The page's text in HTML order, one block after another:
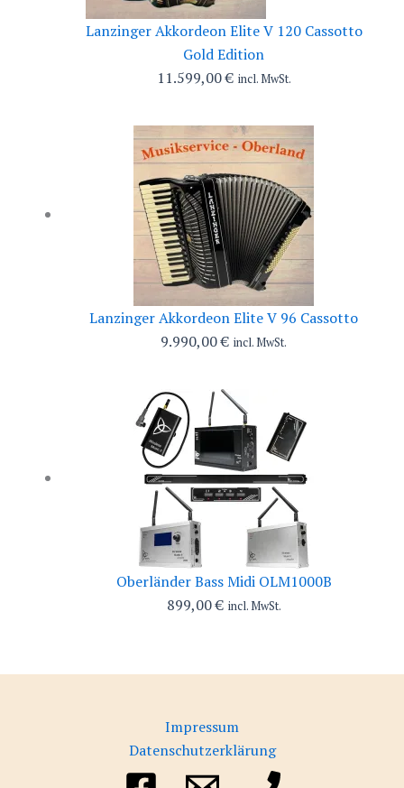
Lanzinger Akkordeon Elite V 120 Cassotto
Gold Edition
11.599,00€ incl. MwSt.
Lanzinger Akkordeon Elite V 96 Cassotto
9.990,00€ incl. MwSt.
Oberländer Bass Midi OLM1000B
899,00€ incl. MwSt.
Impressum
Datenschutzerklärung